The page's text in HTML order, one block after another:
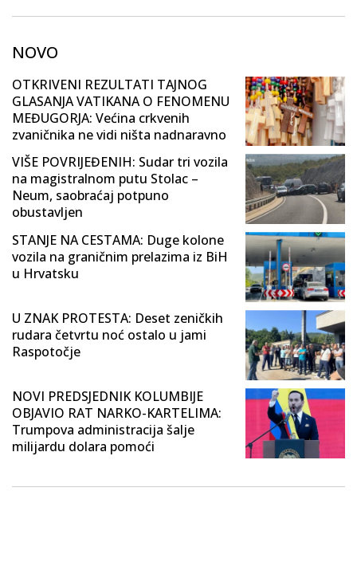
NOVO
OTKRIVENI REZULTATI TAJNOG
GLASANJA VATIKANA O FENOMENU
MEĐUGORJA: Većina crkvenih
zvaničnika ne vidi ništa nadnaravno
VIŠE POVRIJEĐENIH: Sudar tri vozila
na magistralnom putu Stolac –
Neum, saobraćaj potpuno
obustavljen
STANJE NA CESTAMA: Duge kolone
vozila na graničnim prelazima iz BiH
u Hrvatsku
U ZNAK PROTESTA: Deset zeničkih
rudara četvrtu noć ostalo u jami
Raspotočje
NOVI PREDSJEDNIK KOLUMBIJE
OBJAVIO RAT NARKO-KARTELIMA:
Trumpova administracija šalje
milijardu dolara pomoći